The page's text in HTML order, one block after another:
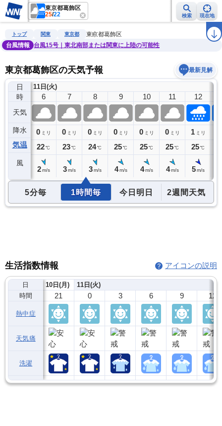
東京都葛飾区
25/22 検索 現在地
雨雲レーダー 台風情報 地震情報 ラ
トップ 関東 東京都
東京都葛飾区
台風情報
台風15号｜東北南部または関東に上陸の可能性
東京都葛飾区の天気予報 最新見解
日
時
天気
降水
気温
風
11日(火)
5
0ミリ
22℃
6
0 ミリ
22℃
2 m/s
7
0 ミリ
23℃
3 m/s
8
0 ミリ
24℃
3 m/s
9
0 ミリ
25℃
4 m/s
10
0 ミリ
25℃
4 m/s
11
0 ミリ
25℃
4 m/s
12
1 ミリ
25℃
5 m/s
5分毎 1時間毎 今日明日 2週間天気
生活指数情報 アイコンの説明
日
時間
熱中症
天気痛
洗濯
10日(月)
21
11日(火)
0 3 6 9 12